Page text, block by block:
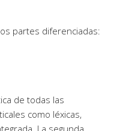
dos partes diferenciadas:
de todas las
como léxicas,
La segunda